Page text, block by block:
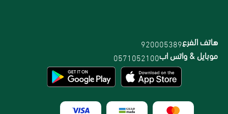
هاتف الفرع920005389
موبايل & واتس اب0571052100